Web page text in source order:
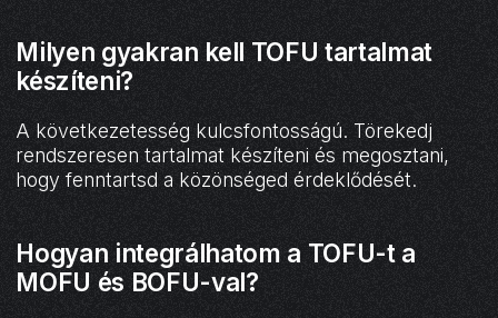
Milyen gyakran kell TOFU tartalmat
készíteni?
A következetesség kulcsfontosságú. Törekedj
rendszeresen tartalmat készíteni és megosztani,
hogy fenntartsd a közönséged érdeklődését.
Hogyan integrálhatom a TOFU-t a
MOFU és BOFU-val?